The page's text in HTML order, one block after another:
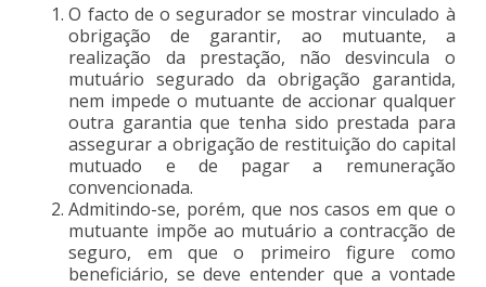
O facto de o segurador se mostrar vinculado à
obrigação de garantir, ao mutuante, a
realização da prestação, não desvincula o
mutuário segurado da obrigação garantida,
nem impede o mutuante de accionar qualquer
outra garantia que tenha sido prestada para
assegurar a obrigação de restituição do capital
mutuado e de pagar a remuneração
convencionada.
Admitindo-se, porém, que nos casos em que o
mutuante impõe ao mutuário a contracção de
seguro, em que o primeiro figure como
beneficiário, se deve entender que a vontade